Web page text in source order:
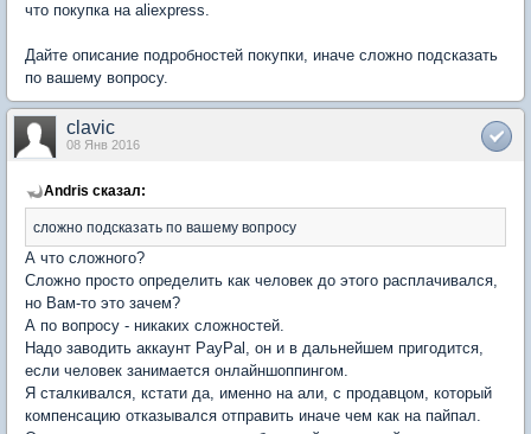
что покупка на aliexpress.
Дайте описание подробностей покупки, иначе сложно подсказать
по вашему вопросу.
clavic
08 Янв 2016
Andris сказал:
сложно подсказать по вашему вопросу
А что сложного?
Сложно просто определить как человек до этого расплачивался,
но Вам-то это зачем?
А по вопросу - никаких сложностей.
Надо заводить аккаунт PayPal, он и в дальнейшем пригодится,
если человек занимается онлайншоппингом.
Я сталкивался, кстати да, именно на али, с продавцом, который
компенсацию отказывался отправить иначе чем как на пайпал.